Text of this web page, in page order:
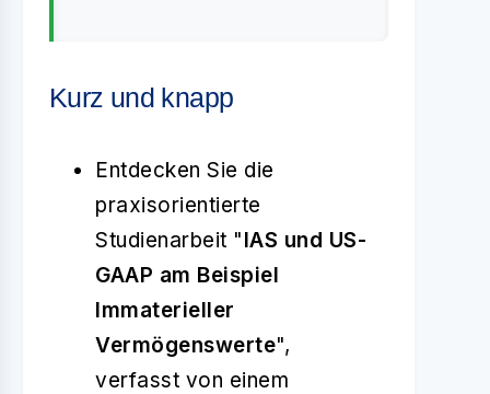
Kurz und knapp
Entdecken Sie die
praxisorientierte
Studienarbeit "IAS und US-
GAAP am Beispiel
Immaterieller
Vermögenswerte",
verfasst von einem